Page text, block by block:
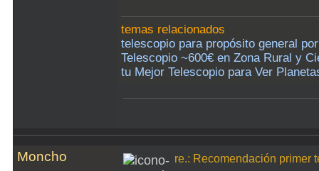
temas relacionados
telescopio para propósito general
Telescopio ~600€ en Zona Rural y
tu Mejor Telescopio para Ver
Moncho re.: Recomendación primer